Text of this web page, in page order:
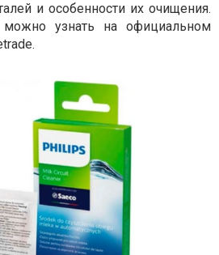
и особенности их очищения.
узнать на официальном
.